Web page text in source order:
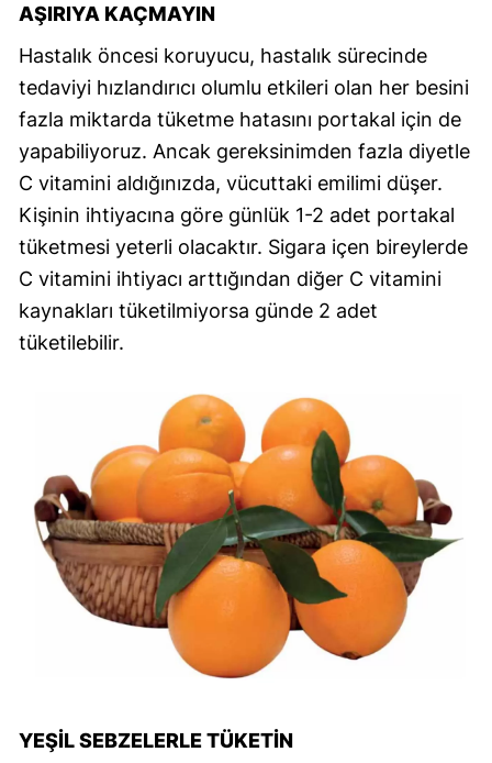
AŞIRIYA KAÇMAYIN
Hastalık öncesi koruyucu, hastalık sürecinde
tedaviyi hızlandırıcı olumlu etkileri olan her besini
fazla miktarda tüketme hatasını portakal için de
yapabiliyoruz. Ancak gereksinimden fazla diyetle
C vitamini aldığınızda, vücuttaki emilimi düşer.
Kişinin ihtiyacına göre günlük 1-2 adet portakal
tüketmesi yeterli olacaktır. Sigara içen bireylerde
C vitamini ihtiyacı arttığından diğer C vitamini
kaynakları tüketilmiyorsa günde 2 adet
tüketilebilir.
YEŞIL SEBZELERLE TÜKETIN